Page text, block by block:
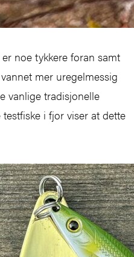
noe tykkere foran samt
mer uregelmessig
vanlige tradisjonelle
i fjor viser at dette